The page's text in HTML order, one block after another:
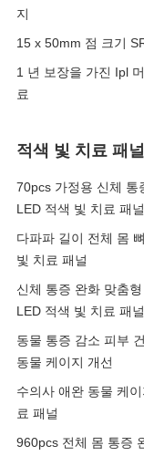
지
15 x 50mm 점 크기
1 년 보장을 가진 Ipl
료
적색 빛 치료 패널
70pcs 가정용 신체 통
LED 적색 빛 치료 패널
다파파 길이 전체 몸
빛 치료 패널
신체 통증 완화 맞춤
LED 적색 빛 치료 패널
동물 통증 감소 피부
동물 케이지 개선
수의사 애완 동물 케
료 패널
960pcs 전체 몸 통증